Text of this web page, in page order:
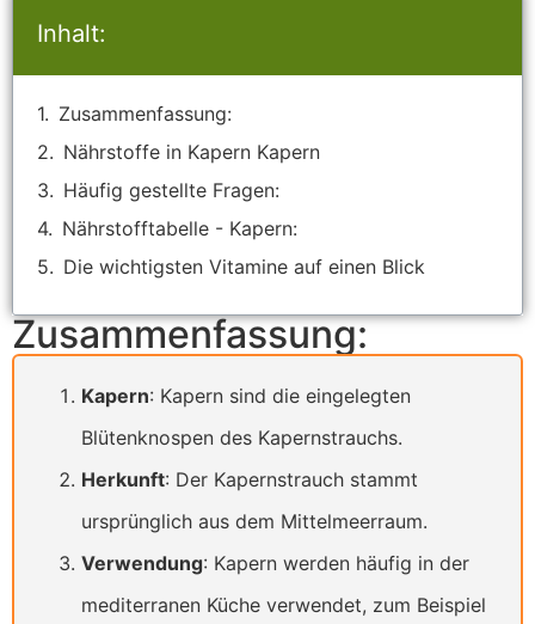
Inhalt:
Zusammenfassung:
Nährstoffe in Kapern Kapern
Häufig gestellte Fragen:
Nährstofftabelle - Kapern:
Die wichtigsten Vitamine auf einen Blick
Zusammenfassung:
Kapern: Kapern sind die eingelegten
Blütenknospen des Kapernstrauchs.
Herkunft: Der Kapernstrauch stammt
ursprünglich aus dem Mittelmeerraum.
Verwendung: Kapern werden häufig in der
mediterranen Küche verwendet, zum Beispiel